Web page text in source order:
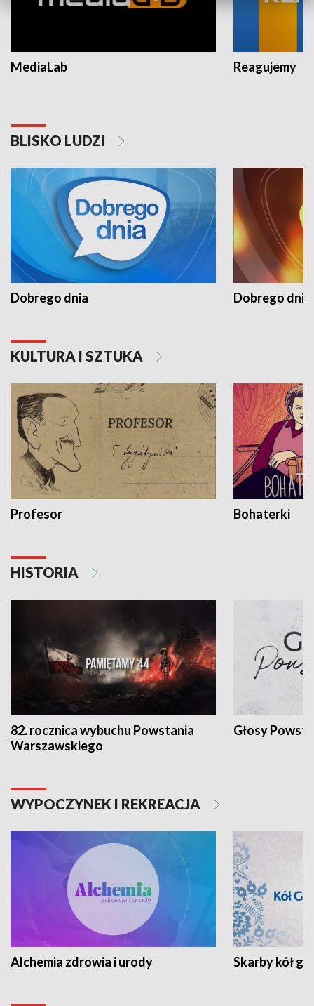
MediaLab Reagujemy
BLISKO LUDZI
Dobrego dnia Dobrego dnia
KULTURA I SZTUKA
Profesor Bohaterki
HISTORIA
82. rocznica wybuchu Powstania
Warszawskiego
Głosy
WYPOCZYNEK I REKREACJA
Alchemia zdrowia i urody Skarby kół